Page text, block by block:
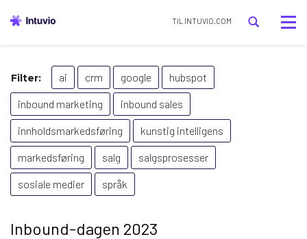
TIL INTUVIO.COM
Filter: ai crm google hubspot
inbound marketing inbound sales
innholdsmarkedsføring kunstig intelligens
markedsføring salg salgsprosesser
sosiale medier språk
Inbound-dagen 2023